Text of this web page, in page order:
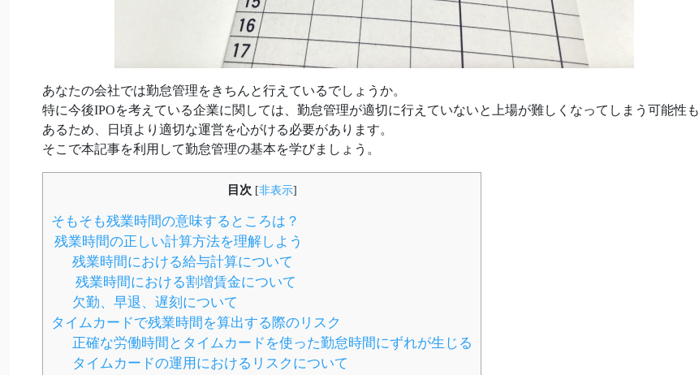
あなたの会社では勤怠管理をきちんと行えているでしょうか。
特に今後IPOを考えている企業に関しては、勤怠管理が適切に行えていないと上場が難しくなってしまう可能性も
あるため、日頃より適切な運営を心がける必要があります。
そこで本記事を利用して勤怠管理の基本を学びましょう。
目次 [非表示]
そもそも残業時間の意味するところは？
残業時間の正しい計算方法を理解しよう
残業時間における給与計算について
残業時間における割増賃金について
欠勤、早退、遅刻について
タイムカードで残業時間を算出する際のリスク
正確な労働時間とタイムカードを使った勤怠時間にずれが生じる
タイムカードの運用におけるリスクについて